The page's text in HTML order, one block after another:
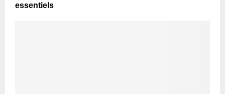
essentiels